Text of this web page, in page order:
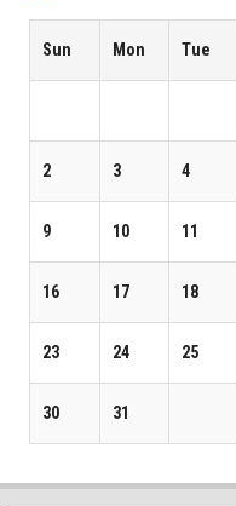
Sun Mon Tue
2 3 4
9 10 11
16 17 18
23 24 25
30 31